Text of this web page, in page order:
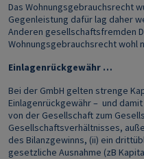
Das Wohnungsgebrauchsrecht
Gegenleistung dafür lag daher
Anderen gesellschaftsfremden
Wohnungsgebrauchsrecht wohl
Einlagenrückgewähr …
Bei der GmbH gelten strenge
Einlagenrückgewähr – und
von der Gesellschaft zum
Gesellschaftsverhältnisses,
des Bilanzgewinns, (ii) ein
gesetzliche Ausnahme (zB